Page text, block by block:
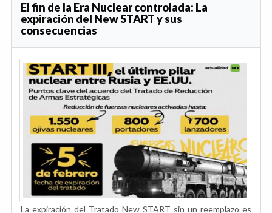
El fin de la Era Nuclear controlada: La
expiración del New START y sus
consecuencias
La expiración del Tratado New START sin un reemplazo es